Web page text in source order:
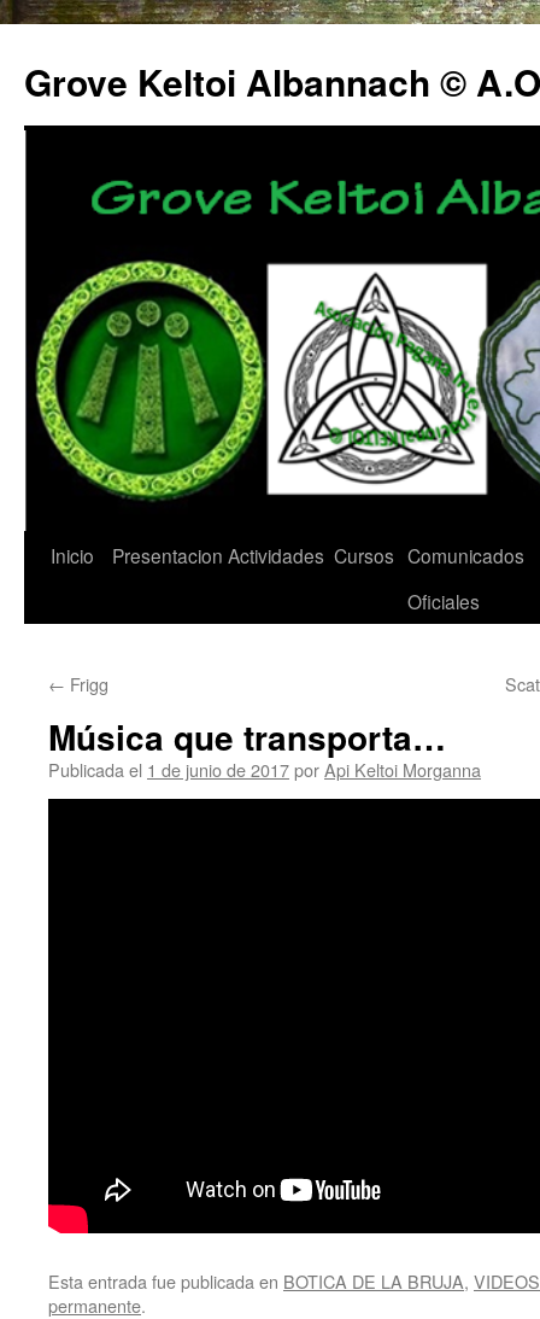
Grove Keltoi Albannach ©
Saltar
Inicio Presentacion Actividades Cursos Comunicados
Oficiales
← Frigg
Música que transporta…
Publicada el 1 de junio de 2017porApi Keltoi Morganna
Esta entrada fue publicada en BOTICA DE LA BRUJA,
permanente.